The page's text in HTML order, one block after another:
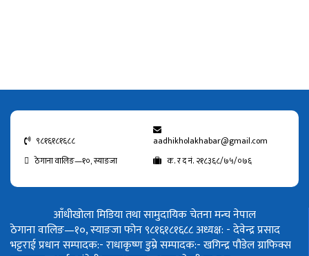
९८१६१८१६८८
aadhikholakhabar@gmail.com
ठेगाना वालिङ—१०, स्याङजा
क. र द नं. २१८३६८/७५/०७६
आँधीखोला मिडिया तथा सामुदायिक चेतना मन्च नेपाल
ठेगाना वालिङ—१०, स्याङजा फोन ९८१६१८१६८८अध्यक्ष: - देवेन्द्र प्रसाद
भट्टराईप्रधान सम्पादक:- राधाकृष्ण डुम्रेसम्पादक:- खगिन्द्र पौडेलग्राफिक्स